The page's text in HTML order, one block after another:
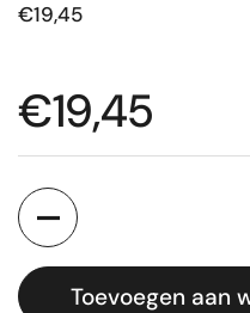
€19,45
€19,45
Aantal
Toevoegen aan